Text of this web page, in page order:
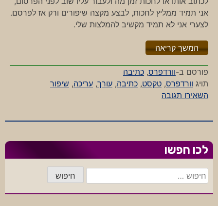
אני תמיד ממליץ לחכות, לבצע מקצה שיפורים ורק אז לפרסם.
לצערי אני לא תמיד מקשיב להמלצות שלי.
המשך קריאה"%s"
פורסם ב-וורדפרס, כתיבה
תויג וורדפרס, טקסט, כתיבה, עורך, עריכה, שיפור
השאירו תגובה
של
לכו חפשו
חיפוש: